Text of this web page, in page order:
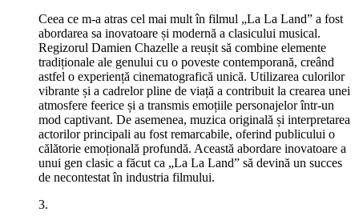
Ceea ce m-a atras cel mai mult în filmul „La La Land” a fost
abordarea sa inovatoare și modernă a clasicului musical.
Regizorul Damien Chazelle a reușit să combine elemente
tradiționale ale genului cu o poveste contemporană, creând
astfel o experiență cinematografică unică. Utilizarea culorilor
vibrante și a cadrelor pline de viață a contribuit la crearea unei
atmosfere feerice și a transmis emoțiile personajelor într-un
mod captivant. De asemenea, muzica originală și interpretarea
actorilor principali au fost remarcabile, oferind publicului o
călătorie emoțională profundă. Această abordare inovatoare a
unui gen clasic a făcut ca „La La Land” să devină un succes
de necontestat în industria filmului.
3.